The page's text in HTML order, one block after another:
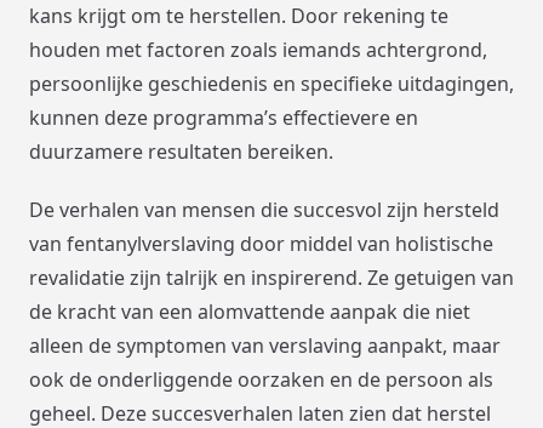
kans krijgt om te herstellen. Door rekening te
houden met factoren zoals iemands achtergrond,
persoonlijke geschiedenis en specifieke uitdagingen,
kunnen deze programma’s effectievere en
duurzamere resultaten bereiken.
De verhalen van mensen die succesvol zijn hersteld
van fentanylverslaving door middel van holistische
revalidatie zijn talrijk en inspirerend. Ze getuigen van
de kracht van een alomvattende aanpak die niet
alleen de symptomen van verslaving aanpakt, maar
ook de onderliggende oorzaken en de persoon als
geheel. Deze succesverhalen laten zien dat herstel